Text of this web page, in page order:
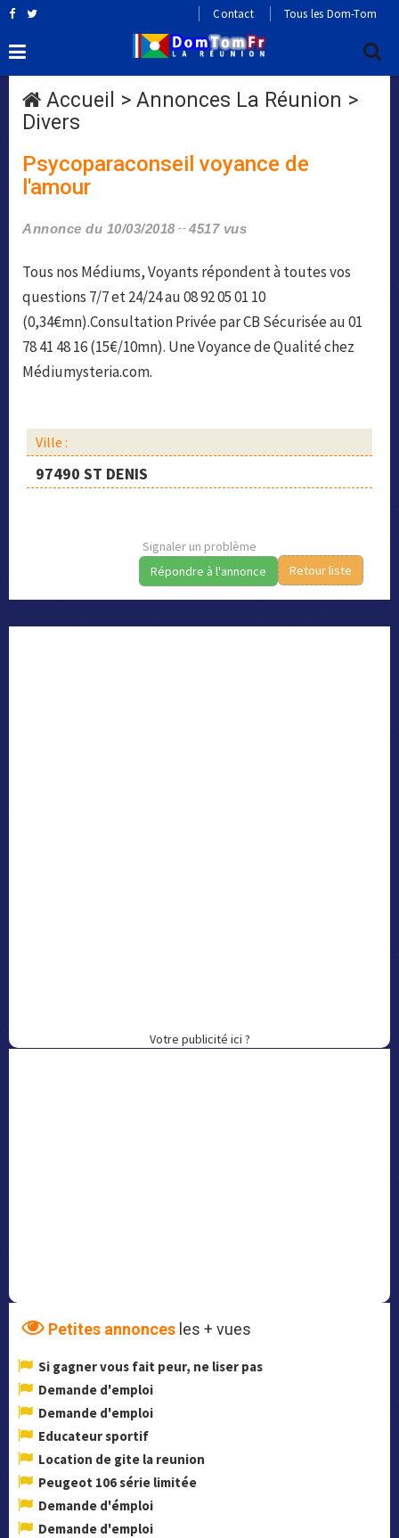
Contact Tous les Dom-Tom
Accueil > Annonces La Réunion >
Divers
Psycoparaconseil voyance de
l'amour
Annonce du 10/03/2018 4517 vus
Tous nos Médiums, Voyants répondent à toutes vos
questions 7/7 et 24/24 au 08 92 05 01 10
(0,34€mn).Consultation Privée par CB Sécurisée au 01
78 41 48 16 (15€/10mn). Une Voyance de Qualité chez
Médiumysteria.com.
Ville :
97490 ST DENIS
Signaler un problème
Retour liste
Répondre à l'annonce
Votre publicité ici ?
Petites annonces les + vues
Si gagner vous fait peur, ne liser pas
Demande d'emploi
Demande d'emploi
Educateur sportif
Location de gite la reunion
Peugeot 106 série limitée
Demande d'émploi
Demande d'emploi